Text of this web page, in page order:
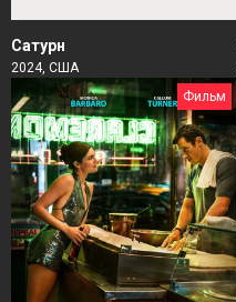
Сатурн
2024, США
Фильм